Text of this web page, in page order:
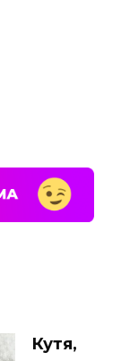
Кутя,